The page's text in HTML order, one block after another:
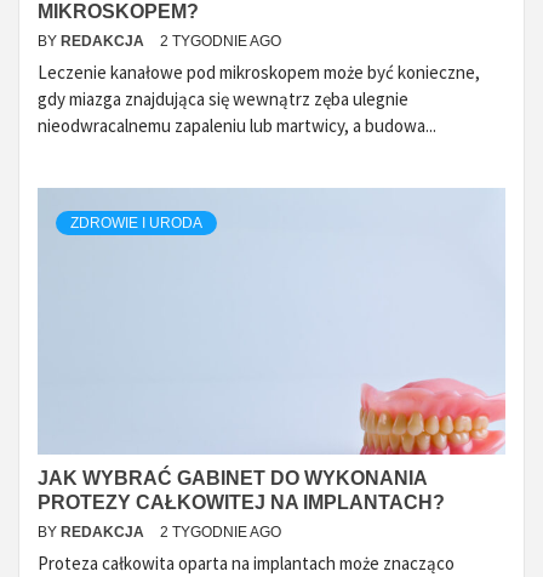
MIKROSKOPEM?
BY REDAKCJA 2 TYGODNIE AGO
Leczenie kanałowe pod mikroskopem może być konieczne,
gdy miazga znajdująca się wewnątrz zęba ulegnie
nieodwracalnemu zapaleniu lub martwicy, a budowa...
ZDROWIE I URODA
JAK WYBRAĆ GABINET DO WYKONANIA
PROTEZY CAŁKOWITEJ NA IMPLANTACH?
BY REDAKCJA 2 TYGODNIE AGO
Proteza całkowita oparta na implantach może znacząco